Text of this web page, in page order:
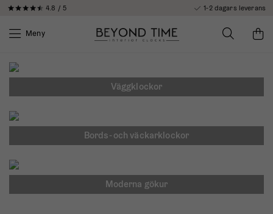
4.8 / 5 1-2 dagars leverans
Meny
Väggklockor
Bords- och väckarklockor
Moderna gökur